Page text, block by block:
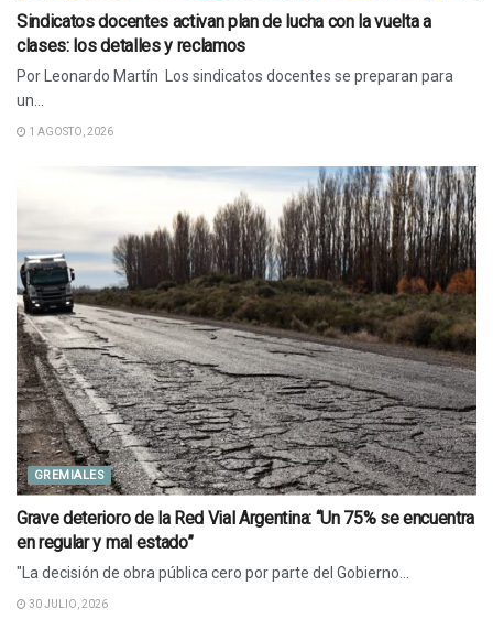
Sindicatos docentes activan plan de lucha con la vuelta a
clases: los detalles y reclamos
Por Leonardo Martín Los sindicatos docentes se preparan para
un...
1 AGOSTO, 2026
GREMIALES
Grave deterioro de la Red Vial Argentina: “Un 75% se encuentra
en regular y mal estado”
"La decisión de obra pública cero por parte del Gobierno...
30 JULIO, 2026